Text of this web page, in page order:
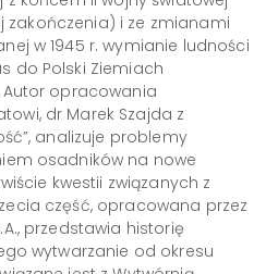
zakończenia) i ze zmianami
w 1945 r. wymianie ludności
do Polski Ziemiach
Autor opracowania
dr Marek Szajda z
analizuje problemy
osadników na nowe
kwestii związanych z
część, opracowana przez
przedstawia historię
wytwarzanie od okresu